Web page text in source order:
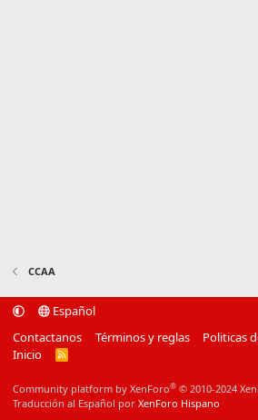
CCAA
Español
Contactanos
Términos y reglas Politicas
Inicio
R
Community platform by XenForo® © 2010-2024
Traducción al Español por XenForo Hispano